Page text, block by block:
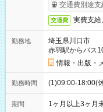
交通費別途支
交通費 実費支給
勤務地
埼玉県川口市
赤羽駅からバス
情報・出版・
勤務時間 (1)09:00-18:00(
期間 1ヶ月以上3ヶ月